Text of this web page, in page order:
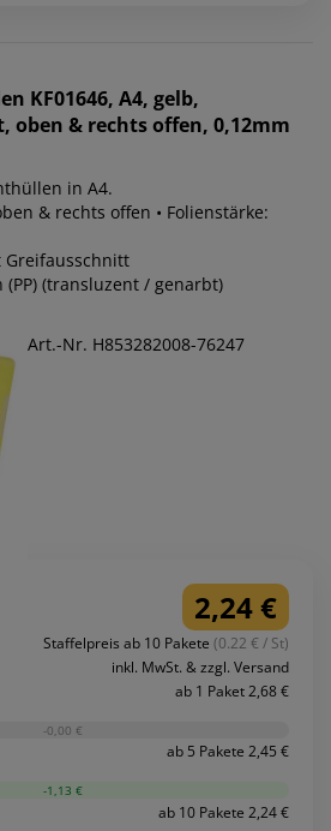
KF01646, A4, gelb,
oben & rechts offen, 0,12mm
in A4.
& rechts offen • Folienstärke:
Greifausschnitt
(PP) (transluzent / genarbt)
Art.-Nr. H853282008-76247
2,24 €
Staffelpreis ab 10 Pakete (0.22 € / St)
inkl. MwSt. & zzgl. Versand
ab 1 Paket 2,68 €
-0,00 €
ab 5 Pakete 2,45 €
-1,13 €
ab 10 Pakete 2,24 €